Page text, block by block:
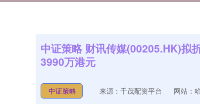
中证策略 财讯传媒(00205.HK)拟
3990万港元
中证策略 来源：千茂配资平台 网站：